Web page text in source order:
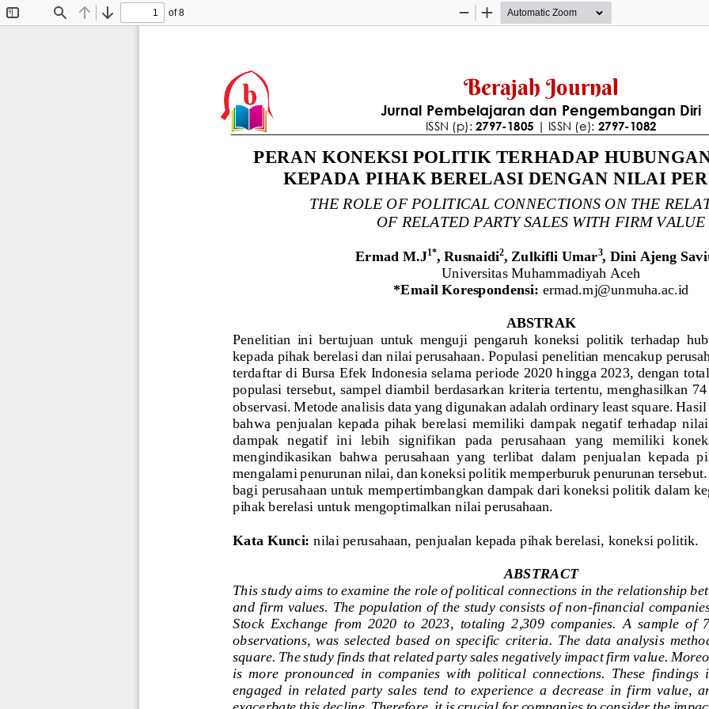
Find Previous
Next
of 8
Zoom
Zoom
Berajah Journal
Jurnal Pembelajaran dan Pengembangan Diri
ISSN (p): 2797-1805 | ISSN (e): 2797-1082
PERAN KONEKSI POLITIK TERHADAP
KEPADA PIHAK BERELASI DENGAN NILAI
THE ROLE OF POLITICAL CONNECTIONS ON THE
OF RELATED PARTY SALES WITH FIRM VALUE
Ermad M.J1*, Rusnaidi2, Zulkifli Umar3, Dini Ajeng
Universitas Muhammadiyah Aceh
*Email Korespondensi: ermad.mj@unmuha.ac.id
ABSTRAK
Penelitian  ini  bertujuan  untuk  menguji  pengaruh  koneksi  politik  terhadap
kepada pihak berelasi dan nilai perusahaan. Populasi penelitian mencakup
terdaftar di Bursa Efek Indonesia selama periode 2020 hingga 2023, dengan
populasi tersebut, sampel diambil berdasarkan kriteria tertentu, menghasilkan 74
observasi. Metode analisis data yang digunakan adalah ordinary least square.
bahwa  penjualan  kepada  pihak  berelasi  memiliki  dampak  negatif  terhadap  nilai
dampak  negatif  ini  lebih  signifikan  pada  perusahaan  yang  memiliki
mengindikasikan  bahwa  perusahaan  yang  terlibat  dalam  penjualan  kepada
mengalami penurunan nilai, dan koneksi politik memperburuk penurunan
bagi perusahaan untuk mempertimbangkan dampak dari koneksi politik dalam
pihak berelasi untuk mengoptimalkan nilai perusahaan.
Kata Kunci: nilai perusahaan penjualan kepada pihak berelasi koneksi politik.
ABSTRACT
This study aims to examine the role of political connections in the relationship
and firm values . The population of the study consists of non-financial
Stock  Exchange  from  2020  to  2023,  totaling  2,309  companies.  A  sample  of
observations,  was  selected  based  on  specific  criteria.  The  data  analysis
square. The study finds that related party sales negatively impact firm value.
is  more  pronounced  in  companies  with  political  connections.  These  findings
engaged  in  related  party  sales  tend  to  experience  a  decrease  in  firm  value,
exacerbate this decline. Therefore, it is crucial for companies to consider the